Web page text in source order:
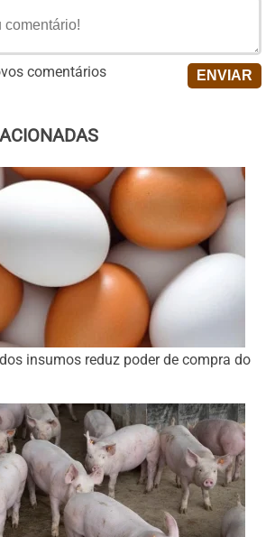
comentários
insumos reduz poder de compra do